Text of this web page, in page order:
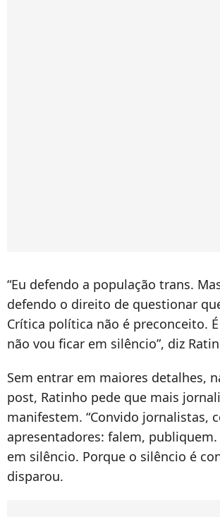
“Eu defendo a população trans.
defendo o direito de questionar
Crítica política não é preconceito.
não vou ficar em silêncio”, diz
Sem entrar em maiores detalhes,
post, Ratinho pede que mais
manifestem. “Convido jornalistas,
apresentadores: falem,
em silêncio. Porque o silêncio é
disparou.